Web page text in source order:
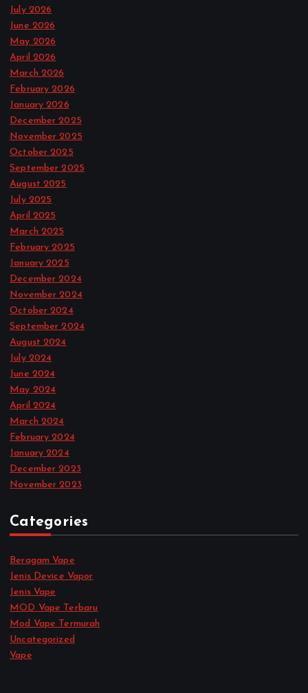
July 2026
June 2026
May 2026
April 2026
March 2026
February 2026
January 2026
December 2025
November 2025
October 2025
September 2025
August 2025
July 2025
April 2025
March 2025
February 2025
January 2025
December 2024
November 2024
October 2024
September 2024
August 2024
July 2024
June 2024
May 2024
April 2024
March 2024
February 2024
January 2024
December 2023
November 2023
Categories
Beragam Vape
Jenis Device Vapor
Jenis Vape
MOD Vape Terbaru
Mod Vape Termurah
Uncategorized
Vape